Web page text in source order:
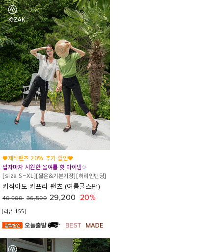
♥제작팬츠 20% 추가 할인♥
입자마자 시원한 올여름 핫 아이템✨
[size S~XL][짧은&기본기장][허리인밴딩]
키작아도 카프리 팬츠 (여름쿨스판)
40,900 36,500 29,200 20%
(리뷰:155)